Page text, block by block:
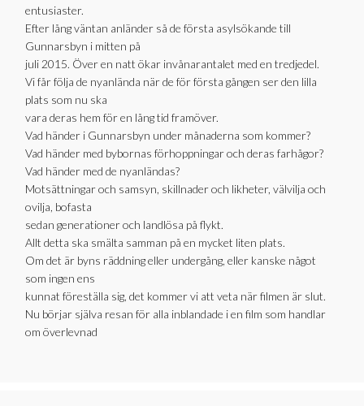
entusiaster.
Efter lång väntan anländer så de första asylsökande till
Gunnarsbyn i mitten på
juli 2015. Över en natt ökar invånarantalet med en tredjedel.
Vi får följa de nyanlända när de för första gången ser den lilla
plats som nu ska
vara deras hem för en lång tid framöver.
Vad händer i Gunnarsbyn under månaderna som kommer?
Vad händer med bybornas förhoppningar och deras farhågor?
Vad händer med de nyanländas?
Motsättningar och samsyn, skillnader och likheter, välvilja och
ovilja, bofasta
sedan generationer och landlösa på flykt.
Allt detta ska smälta samman på en mycket liten plats.
Om det är byns räddning eller undergång, eller kanske något
som ingen ens
kunnat föreställa sig, det kommer vi att veta när filmen är slut.
Nu börjar själva resan för alla inblandade i en film som handlar
om överlevnad